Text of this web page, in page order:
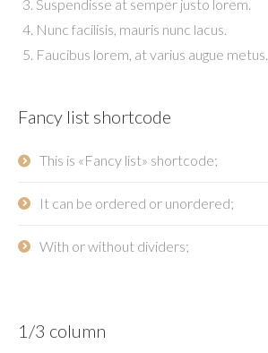
Suspendisse at semper justo lorem.
Nunc facilisis, mauris nunc lacus.
Faucibus lorem, at varius augue metus.
Fancy list shortcode
This is «Fancy list» shortcode;
It can be ordered or unordered;
With or without dividers;
1/3 column